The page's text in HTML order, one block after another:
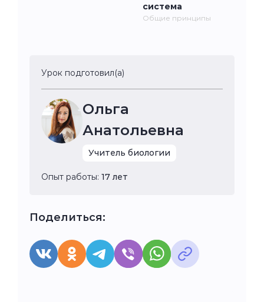
система
Общие принципы
Урок подготовил(а)
Ольга
Анатольевна
Учитель биологии
Опыт работы: 17 лет
Поделиться: